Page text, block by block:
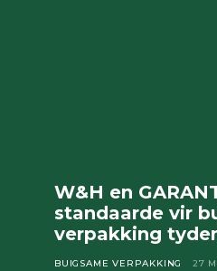
W&H en
standaarde vir
verpakking
BUIGSAME VERPAKKING 27